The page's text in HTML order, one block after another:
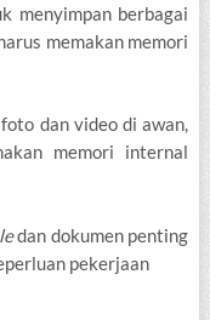
menyimpan berbagai
memakan memori
dan video di awan,
memori internal
dan dokumen penting
pekerjaan